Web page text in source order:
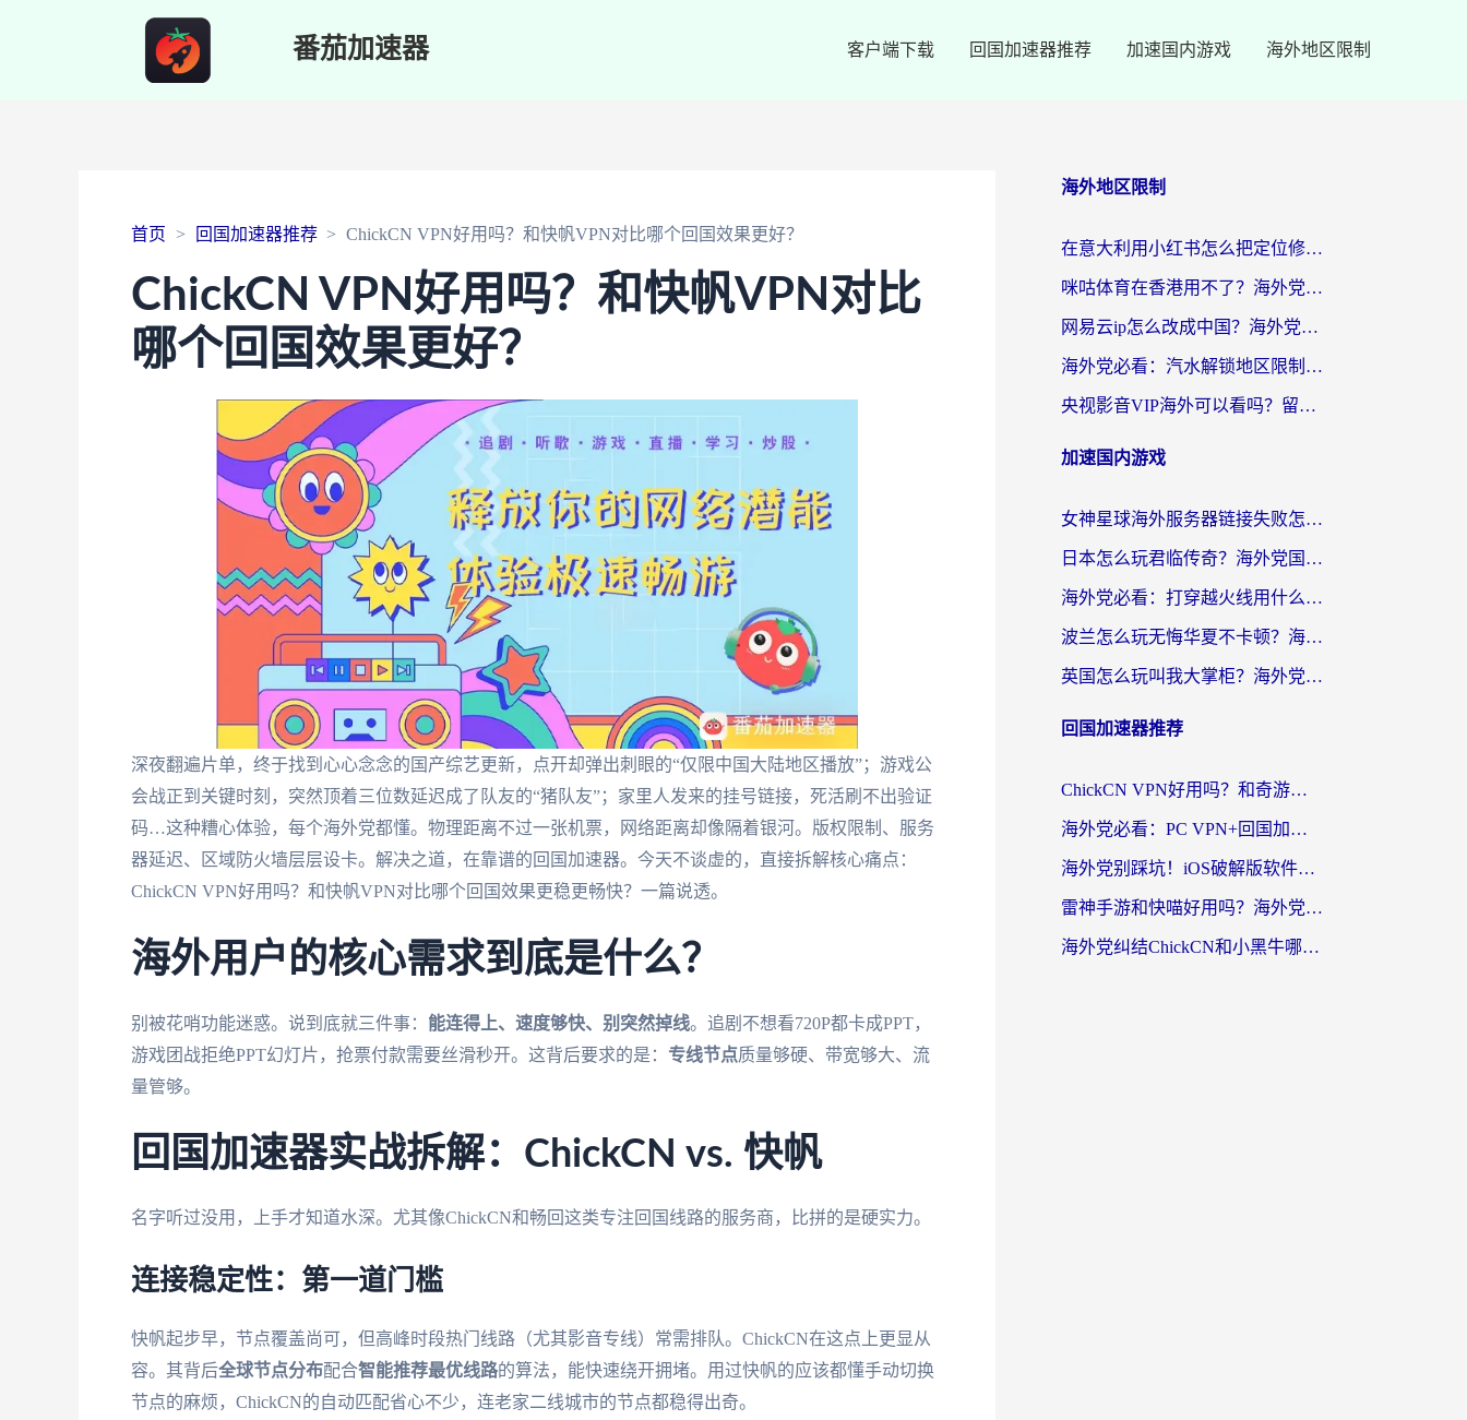
番茄加速器 客户端下载 回国加速器推荐 加速国内游戏 海外地区限制
首页 回国加速器推荐 ChickCN VPN好用吗？和快帆VPN对比哪个回国效果更好？
ChickCN VPN好用吗？和快帆VPN对比
哪个回国效果更好？
深夜翻遍片单，终于找到心心念念的国产综艺更新，点开却弹出刺眼的“仅限中国大陆地区播放”；游戏公
会战正到关键时刻，突然顶着三位数延迟成了队友的“猪队友”；家里人发来的挂号链接，死活刷不出验证
码…这种糟心体验，每个海外党都懂。物理距离不过一张机票，网络距离却像隔着银河。版权限制、服务
器延迟、区域防火墙层层设卡。解决之道，在靠谱的回国加速器。今天不谈虚的，直接拆解核心痛点：
ChickCN VPN好用吗？和快帆VPN对比哪个回国效果更稳更畅快？一篇说透。
海外用户的核心需求到底是什么？
别被花哨功能迷惑。说到底就三件事： 能连得上、速度够快、别突然掉线。追剧不想看720P都卡成PPT，
游戏团战拒绝PPT幻灯片，抢票付款需要丝滑秒开。这背后要求的是： 专线节点质量够硬、带宽够大、流
量管够。
回国加速器实战拆解：ChickCN vs. 快帆
名字听过没用，上手才知道水深。尤其像ChickCN和畅回这类专注回国线路的服务商，比拼的是硬实力。
连接稳定性：第一道门槛
快帆起步早，节点覆盖尚可，但高峰时段热门线路（尤其影音专线）常需排队。ChickCN在这点上更显从
容。其背后全球节点分布配合智能推荐最优线路的算法，能快速绕开拥堵。用过快帆的应该都懂手动切换
节点的麻烦，ChickCN的自动匹配省心不少，连老家二线城市的节点都稳得出奇。
海外地区限制
在意大利用小红书怎么把定位修改到中国国内？3个实用技巧+1个靠谱工具帮你搞定
咪咕体育在香港用不了？海外党必看的回国加速器选择指南（附3个真实场景解决方案）
网易云ip怎么改成中国？海外党听音乐听书的无痛解决方案
海外党必看：汽水解锁地区限制怎么解除？3招解决国内影音&生活服务难题
央视影音VIP海外可以看吗？留学生亲测有效的回国加速器选择指南
加速国内游戏
女神星球海外服务器链接失败怎么解决？海外党国服游戏加速避坑指南
日本怎么玩君临传奇？海外党国服游戏加速避坑指南（附菲律宾欧洲玩家实测）
海外党必看：打穿越火线用什么加速器？解决延迟卡顿，还能玩奇妙拼图世界和第五人格
波兰怎么玩无悔华夏不卡顿？海外国服游戏加速器终极指南（附征途2萤火突击解决方案）
英国怎么玩叫我大掌柜？海外党国服游戏加速避坑指南（附实测推荐）
回国加速器推荐
ChickCN VPN好用吗？和奇游手游VPN对比哪个回国效果更好？海外党亲测实用指南
海外党必看：PC VPN+回国加速器怎么选？无缝访问国内资源全攻略
海外党别踩坑！iOS破解版软件不可靠？教你选对回国加速器无缝看国内资源
雷神手游和快喵好用吗？海外党亲测5款回国加速器，附斧牛Bling对比+微信视频号解决办法
海外党纠结ChickCN和小黑牛哪个好？一篇帮你选对回国加速器的实用指南